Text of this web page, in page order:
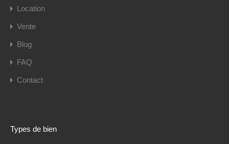
Location
Vente
Blog
FAQ
Contact
Types de bien